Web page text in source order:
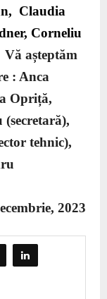
Claudia
Corneliu
: Anca
Opriță,
(secretară),
tehnic),
2023